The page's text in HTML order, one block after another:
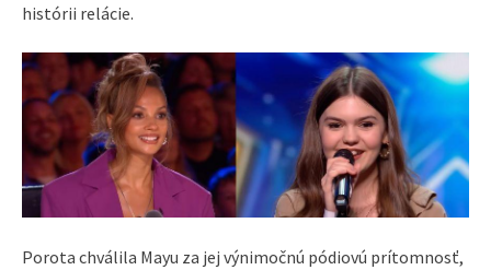
histórii relácie.
Porota chválila Mayu za jej výnimočnú pódiovú prítomnosť,